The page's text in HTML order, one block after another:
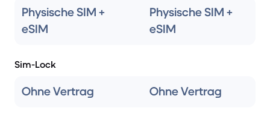
Physische SIM +
eSIM
Physische SIM +
eSIM
Sim-Lock
Ohne Vertrag Ohne Vertrag